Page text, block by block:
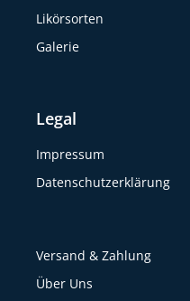
Likörsorten
Galerie
Legal
Impressum
Datenschutzerklärung
Versand & Zahlung
Über Uns